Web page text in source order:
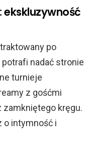
ekskluzywność
po
nadać stronie
turnieje
z gośćmi
kręgu.
o intymność i